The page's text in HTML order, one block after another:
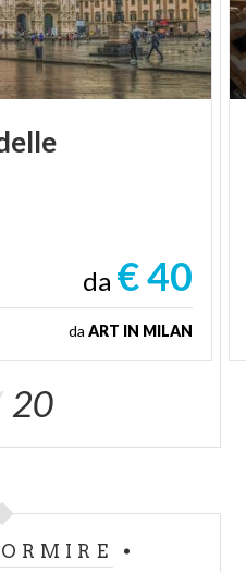
da € 40
da ART IN MILAN
20